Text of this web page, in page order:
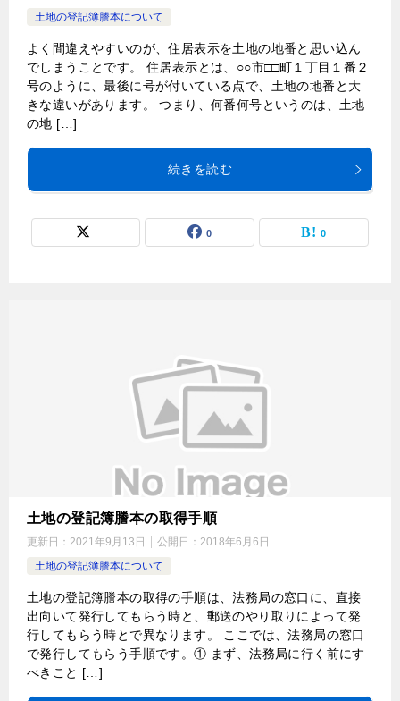
土地の登記簿謄本について
よく間違えやすいのが、住居表示を土地の地番と思い込ん
でしまうことです。 住居表示とは、○○市□□町１丁目１番２
号のように、最後に号が付いている点で、土地の地番と大
きな違いがあります。 つまり、何番何号というのは、土地
の地 […]
続きを読む
0 0
土地の登記簿謄本の取得手順
更新日： 2021年9月13日 公開日： 2018年6月6日
土地の登記簿謄本について
土地の登記簿謄本の取得の手順は、法務局の窓口に、直接
出向いて発行してもらう時と、郵送のやり取りによって発
行してもらう時とで異なります。 ここでは、法務局の窓口
で発行してもらう手順です。① まず、法務局に行く前にす
べきこと […]